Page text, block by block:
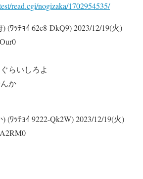
read.cgi/nogizaka/1702954535/
(ﾜｯﾁｮｲ 62e8-DkQ9)2023/12/19(火)
らいしろよ
か
(ﾜｯﾁｮｲ 9222-Qk2W)2023/12/19(火)